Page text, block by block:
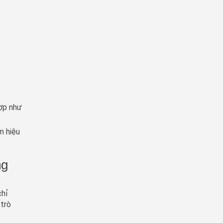
như
hiệu